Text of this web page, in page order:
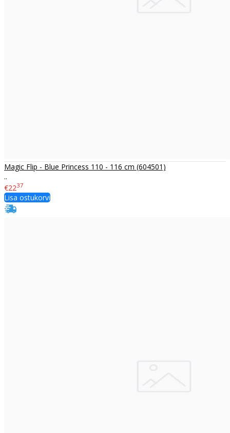
Magic Flip - Blue Princess 110 - 116 cm (604501)
..
€2237
Lisa ostukorvi